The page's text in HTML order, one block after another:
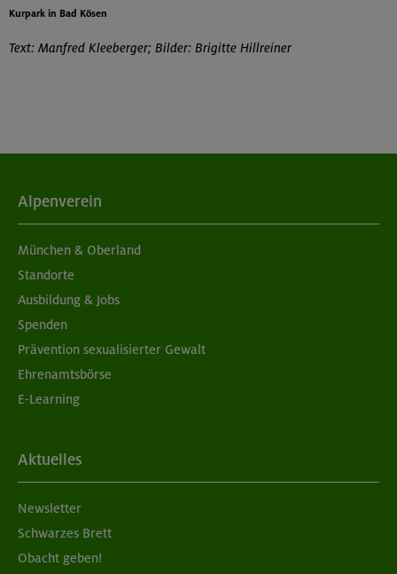
Kurpark in Bad Kösen
Text: Manfred Kleeberger; Bilder: Brigitte Hillreiner
Alpenverein
München & Oberland
Standorte
Ausbildung & Jobs
Spenden
Prävention sexualisierter Gewalt
Ehrenamtsbörse
E-Learning
Aktuelles
Newsletter
Schwarzes Brett
Obacht geben!